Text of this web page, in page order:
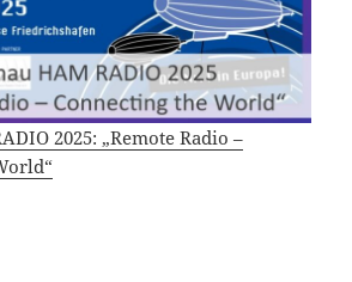
2025: „Remote Radio –